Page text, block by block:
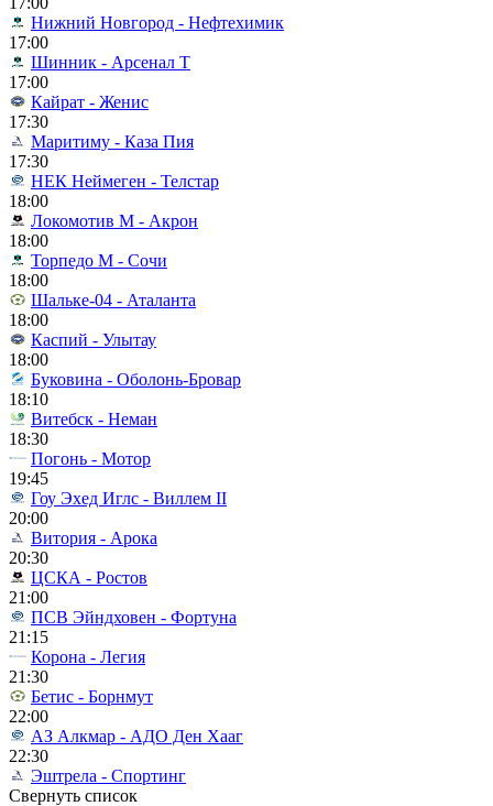
Нижний Новгород - Нефтехимик
17:00
Шинник - Арсенал Т
17:00
Кайрат - Женис
17:30
Маритиму - Каза Пия
17:30
НЕК Неймеген - Телстар
18:00
Локомотив М - Акрон
18:00
Торпедо М - Сочи
18:00
Шальке-04 - Аталанта
18:00
Каспий - Улытау
18:00
Буковина - Оболонь-Бровар
18:10
Витебск - Неман
18:30
Погонь - Мотор
19:45
Гоу Эхед Иглс - Виллем II
20:00
Витория - Арока
20:30
ЦСКА - Ростов
21:00
ПСВ Эйндховен - Фортуна
21:15
Корона - Легия
21:30
Бетис - Борнмут
22:00
АЗ Алкмар - АДО Ден Хааг
22:30
Эштрела - Спортинг
Свернуть список